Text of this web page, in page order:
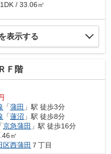
/ 33.06㎡
表示する
Ｆ階
「蒲田 」駅 徒歩3分
「蓮沼 」駅 徒歩8分
「京急蒲田 」駅 徒歩16分
㎡
区西蒲田 ７丁目